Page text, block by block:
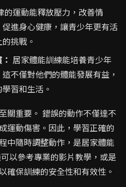
的運動能釋放壓力，改善情
進身心健康，讓青少年更有活
挑戰。
居家體能訓練能培養青少年
不僅對他們的體能發展有益，
習和生活。
至關重要。 錯誤的動作不僅達不
運動傷害。因此，學習正確的
中隨時調整動作，是居家體能
以參考專業的影片教學，或是
確保訓練的安全性和有效性。